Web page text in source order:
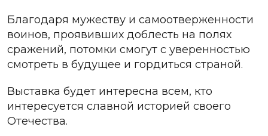
Благодаря мужеству и самоотверженности
воинов, проявивших доблесть на полях
сражений, потомки смогут с уверенностью
смотреть в будущее и гордиться страной.
Выставка будет интересна всем, кто
интересуется славной историей своего
Отечества.